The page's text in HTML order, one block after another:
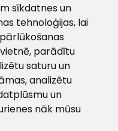
sīkdatnes un
tehnoloģijas, lai
parādītu
saturu un
analizētu
un
nāk mūsu
Sūtīt ziņojumu